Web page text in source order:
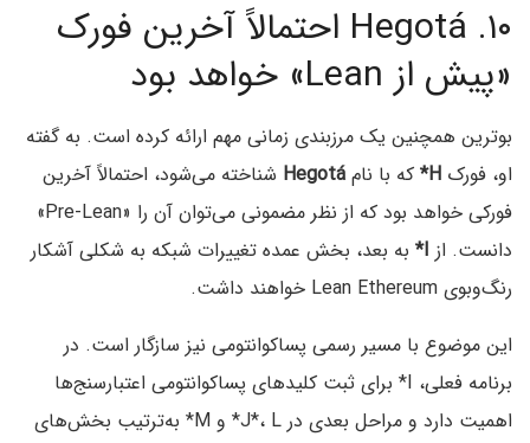
۱۰. Hegotá احتمالاً آخرین فورک
«پیش از Lean» خواهد بود
بوترین همچنین یک مرزبندی زمانی مهم ارائه کرده است. به گفته
او، فورک H* که با نام Hegotá شناخته می‌شود، احتمالاً آخرین
فورکی خواهد بود که از نظر مضمونی می‌توان آن را «Pre-Lean»
دانست. از I* به بعد، بخش عمده تغییرات شبکه به شکلی آشکار
رنگ‌وبوی Lean Ethereum خواهند داشت.
این موضوع با مسیر رسمی پساکوانتومی نیز سازگار است. در
برنامه فعلی، I* برای ثبت کلیدهای پساکوانتومی اعتبارسنج‌ها
اهمیت دارد و مراحل بعدی در J*، L* و M* به‌ترتیب بخش‌های